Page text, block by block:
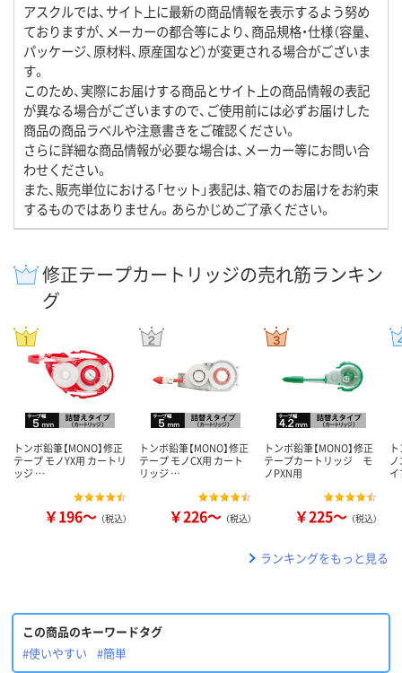
アスクルでは、サイト上に最新の商品情報を表示するよう努め
ておりますが、メーカーの都合等により、商品規格・仕様（容量、
パッケージ、原材料、原産国など）が変更される場合がございま
す。
このため、実際にお届けする商品とサイト上の商品情報の表記
が異なる場合がございますので、ご使用前には必ずお届けした
商品の商品ラベルや注意書きをご確認ください。
さらに詳細な商品情報が必要な場合は、メーカー等にお問い合
わせください。
また、販売単位における「セット」表記は、箱でのお届けをお約束
するものではありません。あらかじめご了承ください。
修正テープカートリッジの売れ筋ランキン
グ
トンボ鉛筆【MONO】修正
テープ モノYX用 カートリ
ッジ …
￥196～ （税込）
トンボ鉛筆【MONO】修正
テープ モノCX用 カート
リッジ …
￥226～ （税込）
トンボ鉛筆【MONO】修正
テープカートリッジ モ
ノPXN用
￥225～ （税込）
ランキングをもっと見る
この商品のキーワードタグ
#使いやすい
#簡単